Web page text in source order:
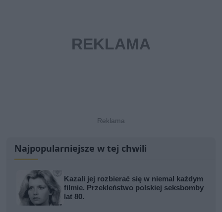
Najpopularniejsze w tej chwili
Kazali jej rozbierać się w niemal każdym
filmie. Przekleństwo polskiej seksbomby
lat 80.